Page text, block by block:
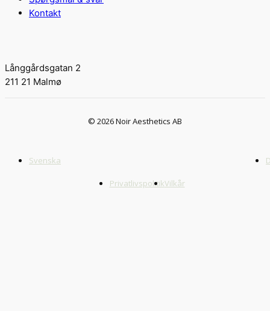
Kontakt
Långgårdsgatan 2
211 21 Malmø
© 2026 Noir Aesthetics AB
Svenska
PrivatlivspolitikVilkår